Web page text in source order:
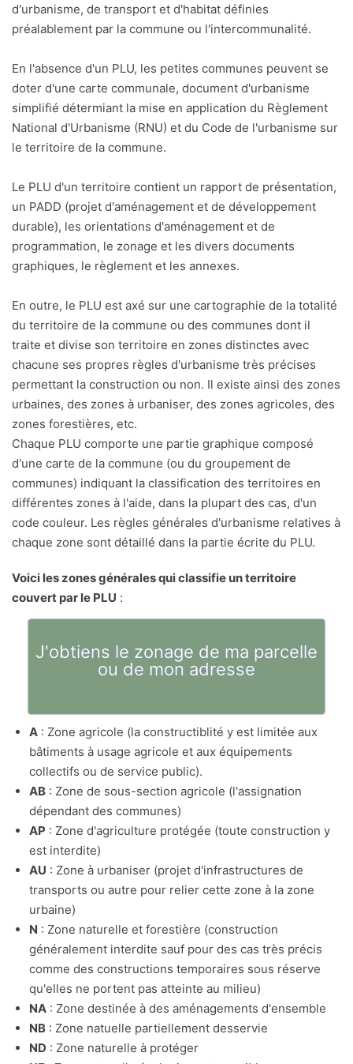
d'urbanisme, de transport et d'habitat définies
préalablement par la commune ou l'intercommunalité.
En l'absence d'un PLU, les petites communes peuvent se
doter d'une carte communale, document d'urbanisme
simplifié détermiant la mise en application du Règlement
National d'Urbanisme (RNU) et du Code de l'urbanisme sur
le territoire de la commune.
Le PLU d'un territoire contient un rapport de présentation,
un PADD (projet d'aménagement et de développement
durable), les orientations d'aménagement et de
programmation, le zonage et les divers documents
graphiques, le règlement et les annexes.
En outre, le PLU est axé sur une cartographie de la totalité
du territoire de la commune ou des communes dont il
traite et divise son territoire en zones distinctes avec
chacune ses propres règles d'urbanisme très précises
permettant la construction ou non. Il existe ainsi des zones
urbaines, des zones à urbaniser, des zones agricoles, des
zones forestières, etc.
Chaque PLU comporte une partie graphique composé
d'une carte de la commune (ou du groupement de
communes) indiquant la classification des territoires en
différentes zones à l'aide, dans la plupart des cas, d'un
code couleur. Les règles générales d'urbanisme relatives à
chaque zone sont détaillé dans la partie écrite du PLU.
Voici les zones générales qui classifie un territoire
couvert par le PLU :
J'obtiens le zonage de ma parcelle
ou de mon adresse
A : Zone agricole (la constructiblité y est limitée aux
bâtiments à usage agricole et aux équipements
collectifs ou de service public).
AB : Zone de sous-section agricole (l'assignation
dépendant des communes)
AP : Zone d'agriculture protégée (toute construction y
est interdite)
AU : Zone à urbaniser (projet d'infrastructures de
transports ou autre pour relier cette zone à la zone
urbaine)
N : Zone naturelle et forestière (construction
généralement interdite sauf pour des cas très précis
comme des constructions temporaires sous réserve
qu'elles ne portent pas atteinte au milieu)
NA : Zone destinée à des aménagements d'ensemble
NB : Zone natuelle partiellement desservie
ND : Zone naturelle à protéger